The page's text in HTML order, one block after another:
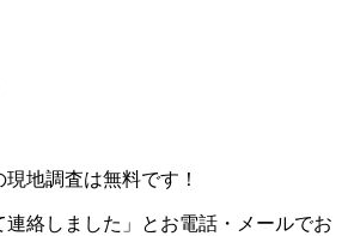
地調査は無料です！
連絡しました」とお電話・メールでお